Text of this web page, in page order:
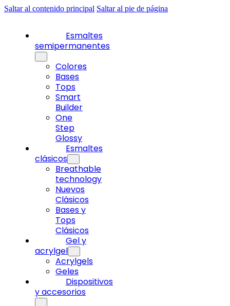
Saltar al contenido principal Saltar al pie de página
Esmaltes
semipermanentes
Colores
Bases
Tops
Smart
Builder
One
Step
Glossy
Esmaltes
clásicos
Breathable
technology
Nuevos
Clásicos
Bases y
Tops
Clásicos
Gel y
acrylgel
Acrylgels
Geles
Dispositivos
y accesorios